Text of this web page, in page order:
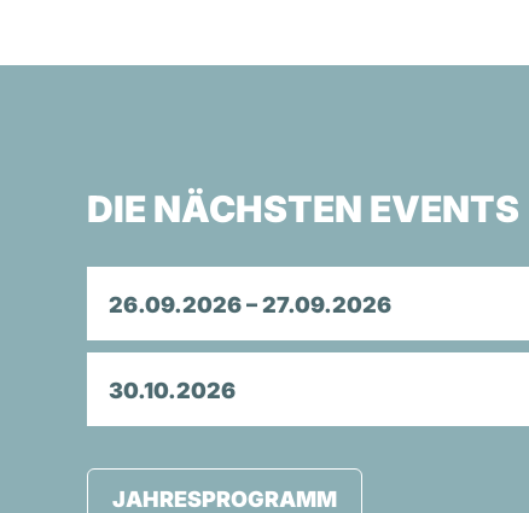
DIE NÄCHSTEN EVENTS
26.09.2026 – 27.09.2026
30.10.2026
JAHRESPROGRAMM